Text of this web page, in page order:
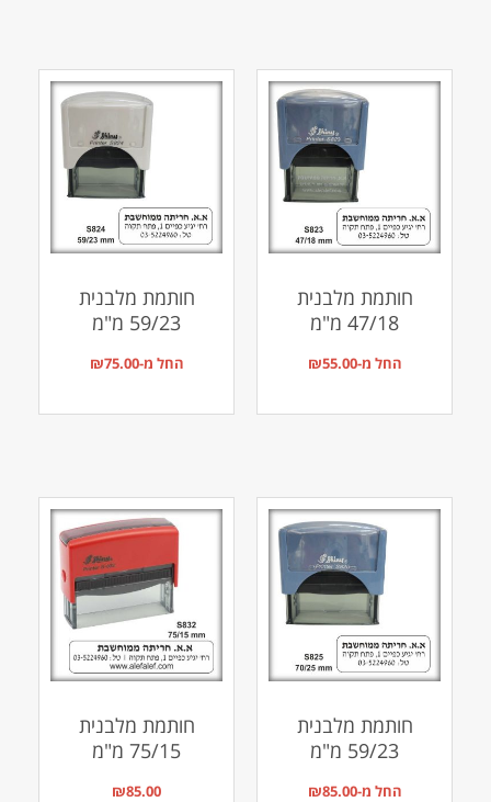
חותמת מלבנית
47/18 מ"מ
החל מ- ₪55.00
חותמת מלבנית
59/23 מ"מ
החל מ- ₪75.00
חותמת מלבנית
59/23 מ"מ
החל מ- ₪85.00
חותמת מלבנית
75/15 מ"מ
₪85.00